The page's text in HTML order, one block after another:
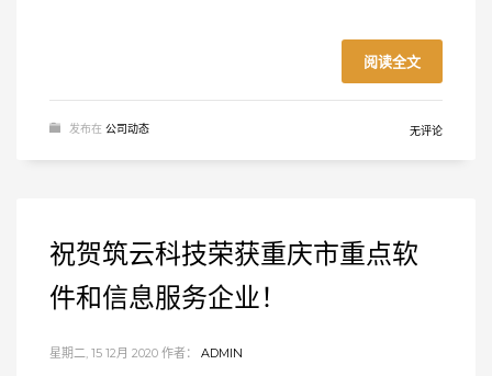
阅读全文
发布在 公司动态 无评论
祝贺筑云科技荣获重庆市重点软
件和信息服务企业！
星期二, 15 12月 2020 作者： ADMIN